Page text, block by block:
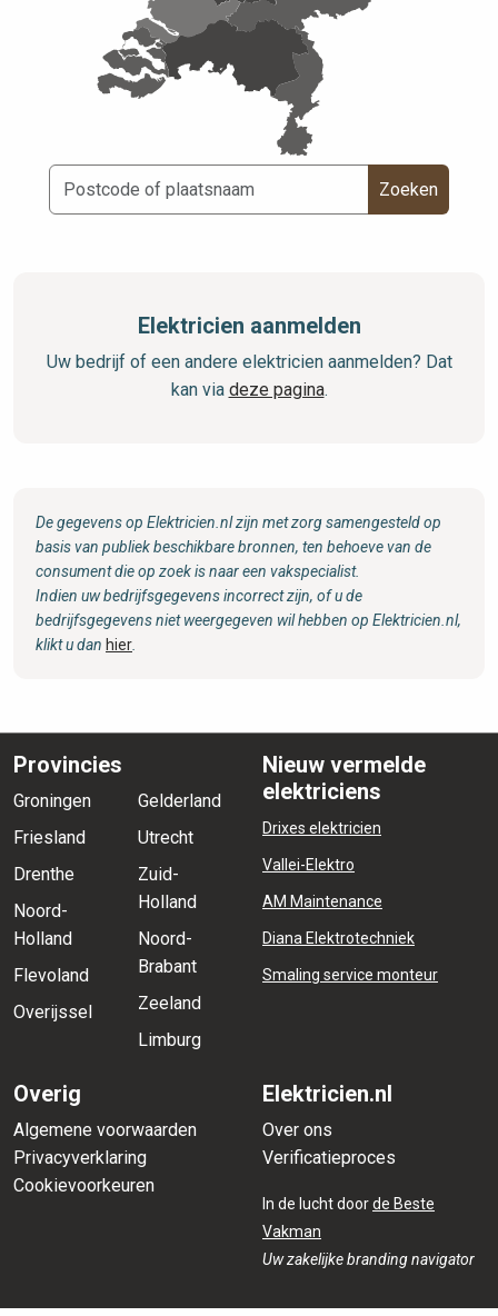
Zoeken
Elektricien aanmelden
Uw bedrijf of een andere elektricien aanmelden? Dat
kan via deze pagina.
De gegevens op Elektricien.nl zijn met zorg samengesteld op
basis van publiek beschikbare bronnen, ten behoeve van de
consument die op zoek is naar een vakspecialist.
Indien uw bedrijfsgegevens incorrect zijn, of u de
bedrijfsgegevens niet weergegeven wil hebben op Elektricien.nl,
klikt u dan hier
Provincies
Groningen
Friesland
Drenthe
Noord-
Holland
Flevoland
Overijssel
Gelderland
Utrecht
Zuid-
Holland
Noord-
Brabant
Zeeland
Limburg
Nieuw vermelde
elektriciens
Drixes elektricien
Vallei-Elektro
AM Maintenance
Diana Elektrotechniek
Smaling service monteur
Overig
Algemene voorwaarden
Privacyverklaring
Cookievoorkeuren
Elektricien.nl
Over ons
Verificatieproces
In de lucht doorde Beste
Vakman
Uw zakelijke branding navigator